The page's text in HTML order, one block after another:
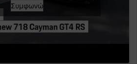
Συμφωνώ